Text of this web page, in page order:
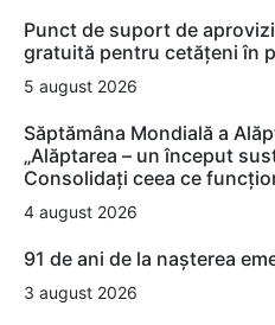
Punct de suport de
gratuită pentru cetățeni în
5 august 2026
Săptămâna Mondială a
„Alăptarea – un început
Consolidați ceea ce
4 august 2026
91 de ani de la nașterea
3 august 2026